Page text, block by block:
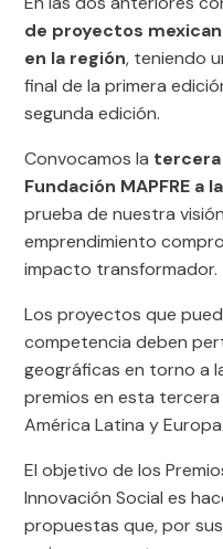
de proyectos
en la región, teniendo
final de la primera
segunda edición.
Convocamos la tercera
Fundación MAPFRE a
prueba de nuestra
emprendimiento
impacto transformador.
Los proyectos que
competencia deben
geográficas en torno a
premios en esta
América Latina y Europa.
El objetivo de los
Innovación Social es
propuestas que, por